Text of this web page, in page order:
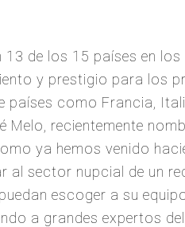
de los 15 países en los
y prestigio para los
como Francia,
recientemente
ya hemos venido
sector nupcial de un
escoger a su
a grandes expertos del